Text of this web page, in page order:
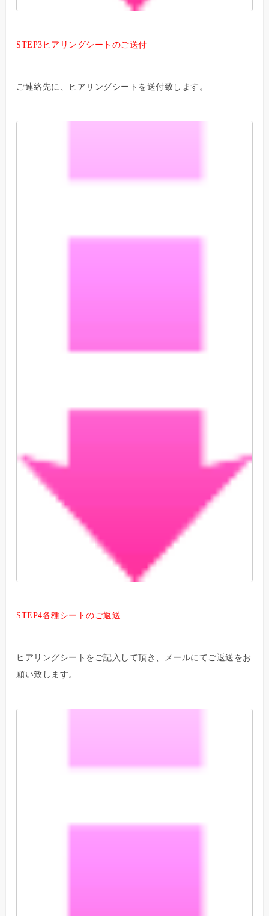
STEP3ヒアリングシートのご送付
ご連絡先に、ヒアリングシートを送付致します。
STEP4各種シートのご返送
ヒアリングシートをご記入して頂き、メールにてご返送をお
願い致します。